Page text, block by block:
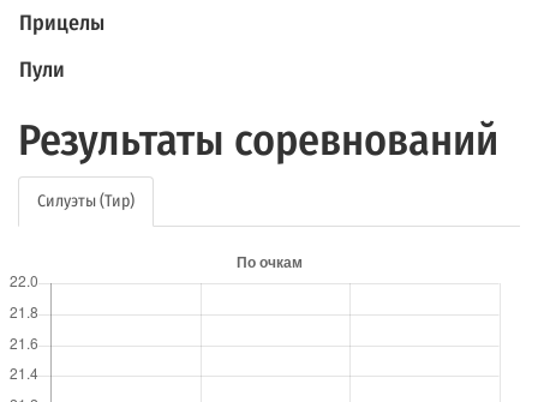
Прицелы
Пули
Результаты соревнований
Силуэты (Тир)